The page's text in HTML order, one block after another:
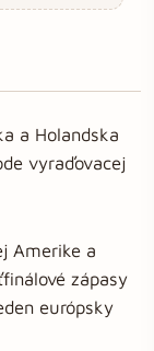
a Holandska
vyraďovacej
Amerike a
zápasy
európsky